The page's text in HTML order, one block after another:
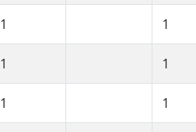
1 1
1 1
1 1